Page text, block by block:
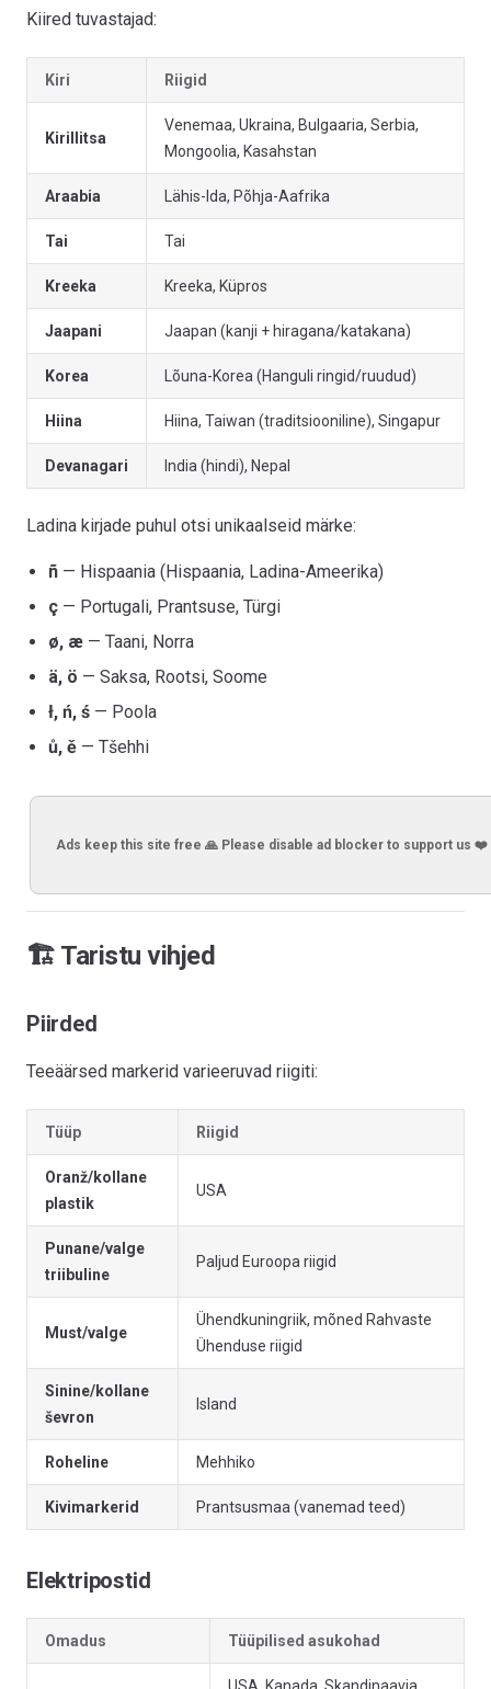
Kiired tuvastajad:
Kiri Riigid
Kirillitsa
Venemaa, Ukraina, Bulgaaria, Serbia,
Mongoolia, Kasahstan
Araabia Lähis-Ida, Põhja-Aafrika
Tai Tai
Kreeka Kreeka, Küpros
Jaapani Jaapan (kanji + hiragana/katakana)
Korea Lõuna-Korea (Hanguli ringid/ruudud)
Hiina Hiina, Taiwan (traditsiooniline), Singapur
Devanagari India (hindi), Nepal
Ladina kirjade puhul otsi unikaalseid märke:
ñ — Hispaania (Hispaania, Ladina-Ameerika)
ç — Portugali, Prantsuse, Türgi
ø, æ — Taani, Norra
ä, ö — Saksa, Rootsi, Soome
ł, ń, ś — Poola
ů, ě — Tšehhi
Ads keep this site free 🙏 Please disable ad blocker to support us ❤️
🏗️ Taristu vihjed
Piirded
Teeäärsed markerid varieeruvad riigiti:
Tüüp Riigid
Oranž/kollane
plastik
USA
Punane/valge
triibuline
Paljud Euroopa riigid
Must/valge
Ühendkuningriik, mõned Rahvaste
Ühenduse riigid
Sinine/kollane
ševron
Island
Roheline Mehhiko
Kivimarkerid Prantsusmaa (vanemad teed)
Elektripostid
Omadus Tüüpilised asukohad